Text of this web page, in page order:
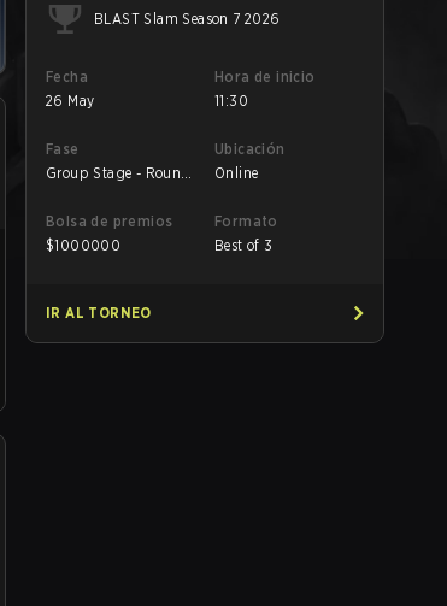
BLAST Slam Season 7 2026
Fecha
26 May
Hora de inicio
11:30
Fase
Group Stage - Round
Ubicación
Online
Bolsa de premios
$1000000
Formato
Best of 3
IR AL TORNEO